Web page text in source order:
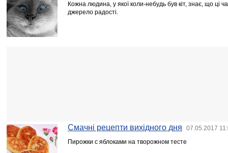
Кожна людина, у якої коли-небудь був кіт, знає, що ці
джерело радості.
Смачні рецепти вихідного дня 07.05.2017
Пирожки с яблоками на творожном тесте